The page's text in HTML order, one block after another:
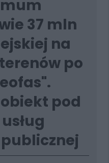
37 mln
na
po
pod